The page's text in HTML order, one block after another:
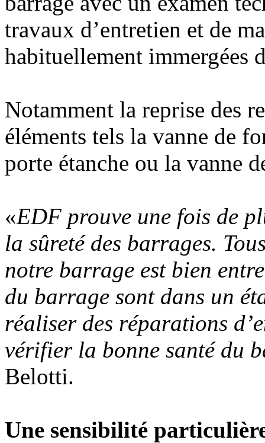
travaux d’entretien et de
habituellement immergées
Notamment la reprise des
éléments tels la vanne de
porte étanche ou la vanne
«EDF prouve une fois de
la sûreté des barrages.
notre barrage est bien
du barrage sont dans un
réaliser des réparations
vérifier la bonne santé du
Belotti.
Une sensibilité